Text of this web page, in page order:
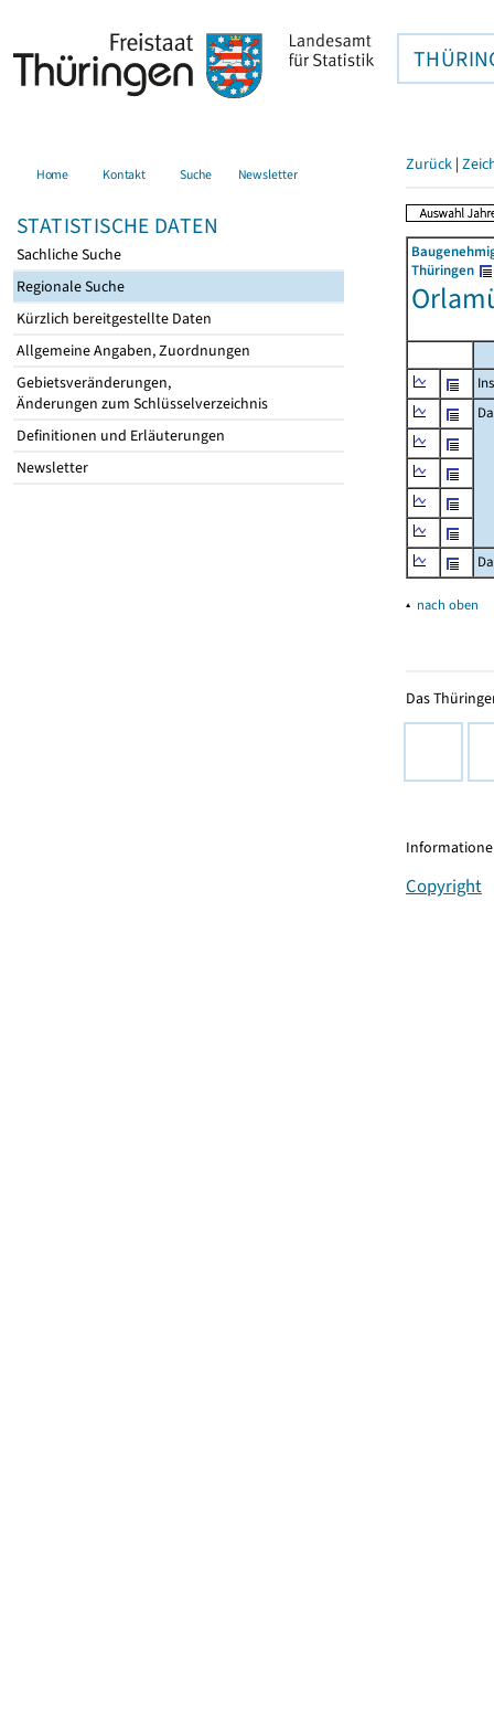
Home Kontakt Suche Newsletter
STATISTISCHE DATEN
Sachliche Suche
Regionale Suche
Kürzlich bereitgestellte Daten
Allgemeine Angaben, Zuordnungen
Gebietsveränderungen,
Änderungen zum Schlüsselverzeichnis
Definitionen und Erläuterungen
Newsletter
Zurück |
Thüringen
▴ nach oben
Das
Copyright